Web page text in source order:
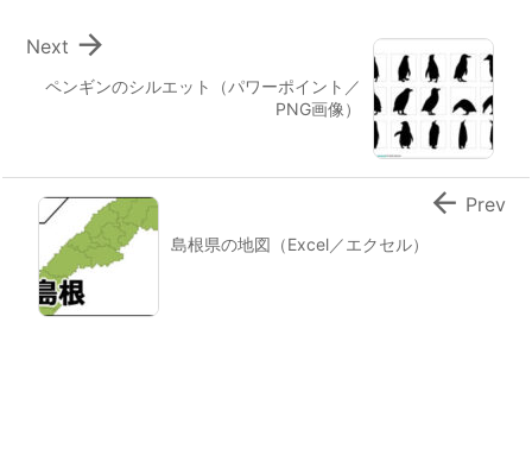
ペンギンのシルエット（パワーポイント／
PNG画像）

Next
島根県の地図（Excel／エクセル）
 Prev